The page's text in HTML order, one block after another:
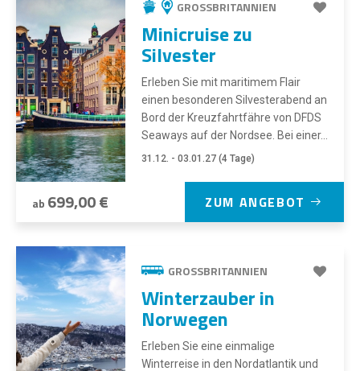
GROSSBRITANNIEN
Minicruise zu
Silvester
Erleben Sie mit maritimem Flair
einen besonderen Silvesterabend an
Bord der Kreuzfahrtfähre von DFDS
Seaways auf der Nordsee. Bei einer...
31.12. - 03.01.27 (4 Tage)
ab 699,00 € ZUM ANGEBOT
GROSSBRITANNIEN
Winterzauber in
Norwegen
Erleben Sie eine einmalige
Winterreise in den Nordatlantik und